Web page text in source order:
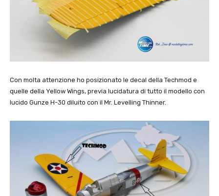
Con molta attenzione ho posizionato le decal della Techmod e
quelle della Yellow Wings, previa lucidatura di tutto il modello con
lucido Gunze H-30 diluito con il Mr. Levelling Thinner.